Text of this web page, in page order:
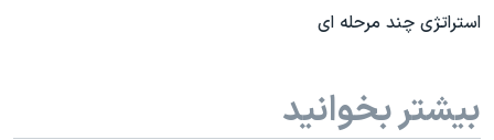
استراتژی چند مرحله ای
بیشتر بخوانید